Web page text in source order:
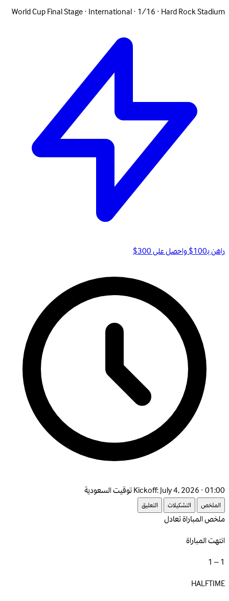
World Cup Final Stage· International· 1/16· Hard Rock Stadium
راهن بـ100$ واحصل على 300$
Kickoff:July 4, 2026 · 01:00 توقيت السعودية
الملخص التشكيلات التعليق
ملخص المباراةتعادل
انتهت المباراة
1 – 1
HALFTIME